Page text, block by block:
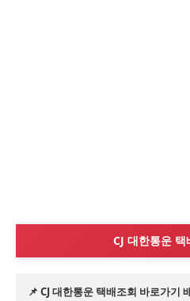
CJ 대한통운
📌 CJ 대한통운 택배조회 바로가기